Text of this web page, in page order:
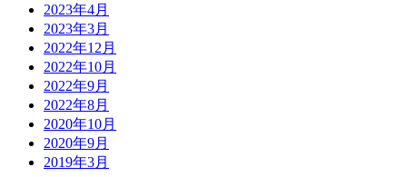
2023年4月
2023年3月
2022年12月
2022年10月
2022年9月
2022年8月
2020年10月
2020年9月
2019年3月